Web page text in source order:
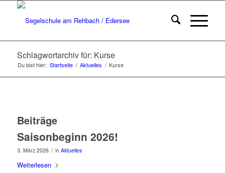
Schlagwortarchiv für: Kurse
Du bist hier: Startseite / Aktuelles / Kurse
Beiträge
Saisonbeginn 2026!
3. März 2026 / in Aktuelles
Weiterlesen